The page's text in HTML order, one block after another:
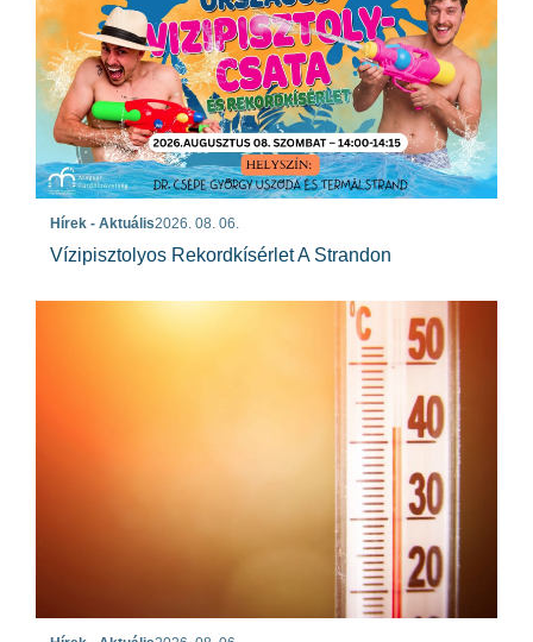
Hírek - Aktuális2026. 08. 06.
Vízipisztolyos Rekordkísérlet A Strandon